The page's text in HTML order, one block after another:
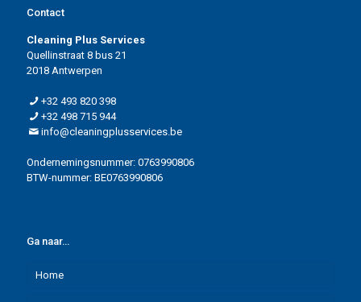
Contact
Cleaning Plus Services
Quellinstraat 8 bus 21
2018 Antwerpen
+32 493 820 398
+32 498 715 944
info@cleaningplusservices.be
Ondernemingsnummer: 0763990806
BTW-nummer: BE0763990806
Ga naar…
Home